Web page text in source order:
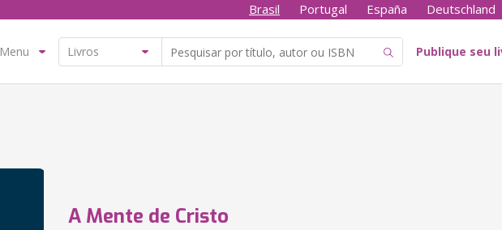
Brasil Portugal España Deutschland
Menu Publique seu
A Mente de Cristo